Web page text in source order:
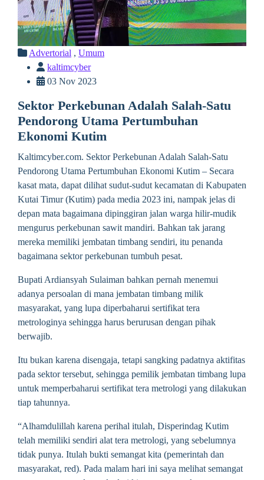
Advertorial , Umum
kaltimcyber
03 Nov 2023
Sektor Perkebunan Adalah Salah-Satu
Pendorong Utama Pertumbuhan
Ekonomi Kutim
Kaltimcyber.com. Sektor Perkebunan Adalah Salah-Satu
Pendorong Utama Pertumbuhan Ekonomi Kutim – Secara
kasat mata, dapat dilihat sudut-sudut kecamatan di Kabupaten
Kutai Timur (Kutim) pada media 2023 ini, nampak jelas di
depan mata bagaimana dipinggiran jalan warga hilir-mudik
mengurus perkebunan sawit mandiri. Bahkan tak jarang
mereka memiliki jembatan timbang sendiri, itu penanda
bagaimana sektor perkebunan tumbuh pesat.
Bupati Ardiansyah Sulaiman bahkan pernah menemui
adanya persoalan di mana jembatan timbang milik
masyarakat, yang lupa diperbaharui sertifikat tera
metrologinya sehingga harus berurusan dengan pihak
berwajib.
Itu bukan karena disengaja, tetapi sangking padatnya aktifitas
pada sektor tersebut, sehingga pemilik jembatan timbang lupa
untuk memperbaharui sertifikat tera metrologi yang dilakukan
tiap tahunnya.
“Alhamdulillah karena perihal itulah, Disperindag Kutim
telah memiliki sendiri alat tera metrologi, yang sebelumnya
tidak punya. Itulah bukti semangat kita (pemerintah dan
masyarakat, red). Pada malam hari ini saya melihat semangat